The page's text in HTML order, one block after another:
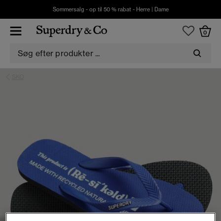
Sommersalg - op til 50 % rabat - Herre| Dame
0